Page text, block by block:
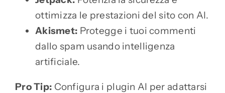
ottimizza le prestazioni del sito con AI.
Akismet: Protegge i tuoi commenti
dallo spam usando intelligenza
artificiale.
Pro Tip: Configura i plugin AI per adattarsi